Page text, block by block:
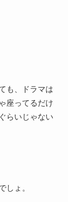
も、ドラマは
座ってるだけ
らいじゃない
しょ。